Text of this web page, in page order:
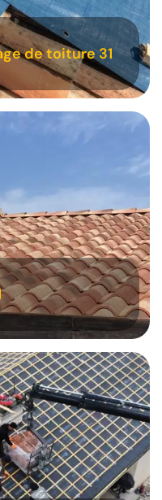
de toiture 31